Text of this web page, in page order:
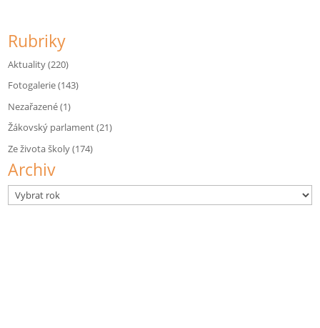
Rubriky
Aktuality(220)
Fotogalerie(143)
Nezařazené(1)
Žákovský parlament(21)
Ze života školy(174)
Archiv
Archivy